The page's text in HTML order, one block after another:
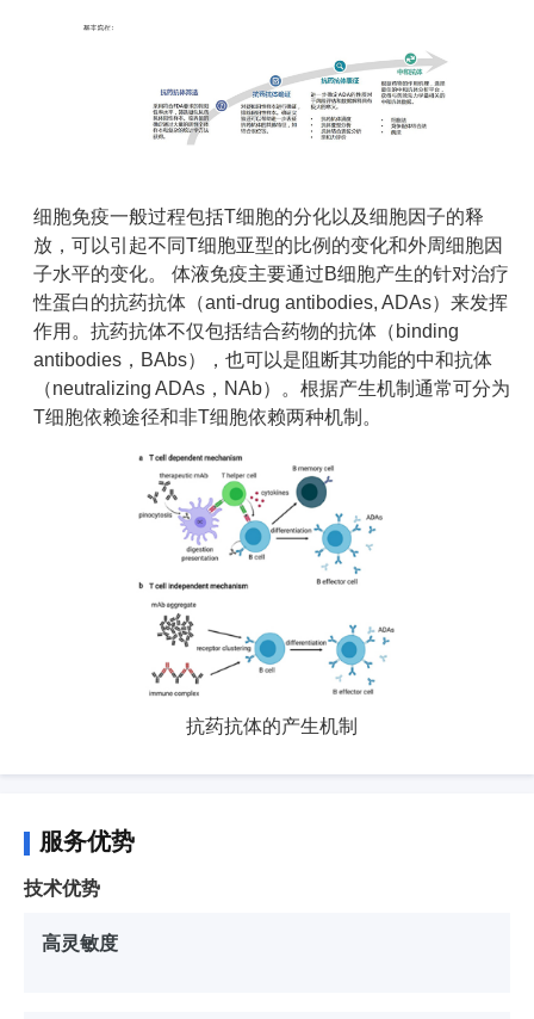
细胞免疫一般过程包括T细胞的分化以及细胞因子的释
放，可以引起不同T细胞亚型的比例的变化和外周细胞因
子水平的变化。 体液免疫主要通过B细胞产生的针对治疗
性蛋白的抗药抗体（anti-drug antibodies, ADAs）来发挥
作用。抗药抗体不仅包括结合药物的抗体（binding
antibodies，BAbs），也可以是阻断其功能的中和抗体
（neutralizing ADAs，NAb）。根据产生机制通常可分为
T细胞依赖途径和非T细胞依赖两种机制。
抗药抗体的产生机制
服务优势
技术优势
高灵敏度